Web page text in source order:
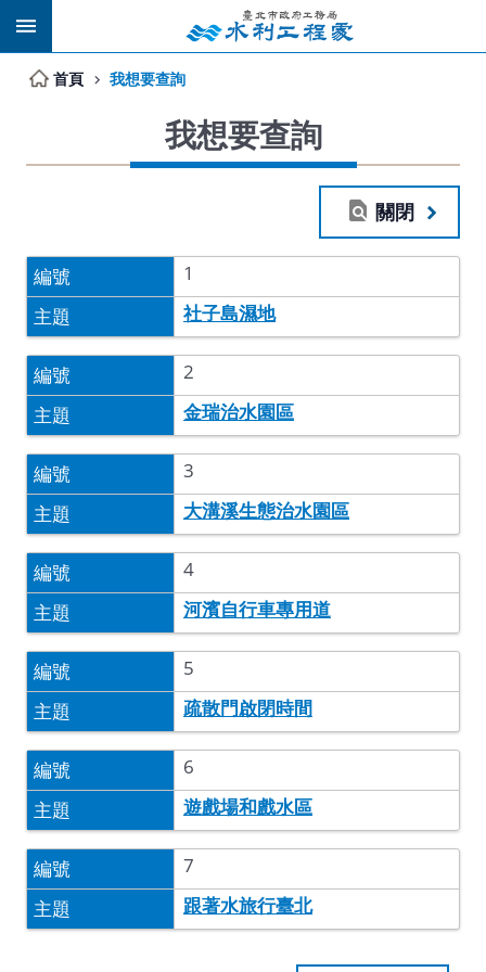
跳到主要內容區塊
首頁 我想要查詢
我想要查詢
關閉
1
社子島濕地
2
金瑞治水園區
3
大溝溪生態治水園區
4
河濱自行車專用道
5
疏散門啟閉時間
6
遊戲場和戲水區
7
跟著水旅行臺北